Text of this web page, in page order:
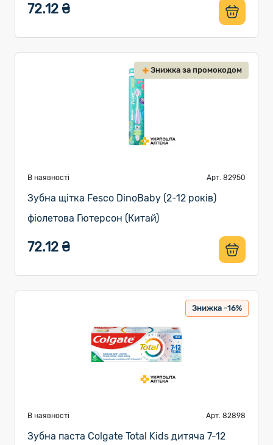
72.12 ₴
Знижка за промокодом
В наявності Арт. 82950
Зубна щітка Fesco DinoBaby (2-12 років)
фіолетова Гютерсон (Китай)
72.12 ₴
Знижка -16%
В наявності Арт. 82898
Зубна паста Colgate Total Kids дитяча 7-12